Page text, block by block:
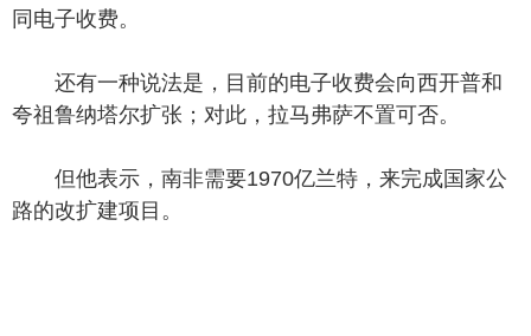
同电子收费。
还有一种说法是，目前的电子收费会向西开普和
夸祖鲁纳塔尔扩张；对此，拉马弗萨不置可否。
但他表示，南非需要1970亿兰特，来完成国家公
路的改扩建项目。